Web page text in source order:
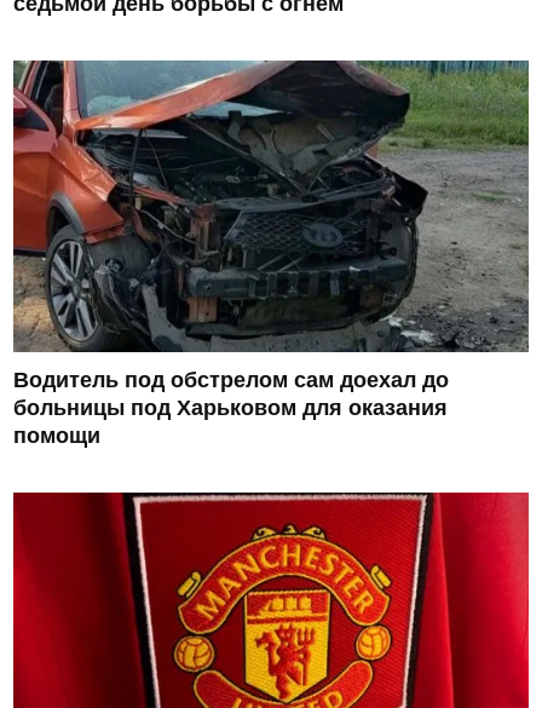
Водитель под обстрелом сам доехал до
больницы под Харьковом для оказания
помощи